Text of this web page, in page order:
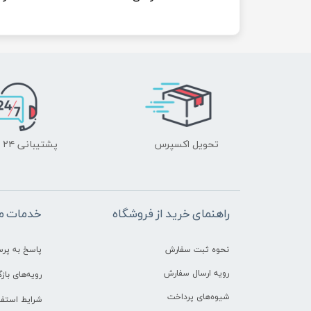
تحویل اکسپرس پشتیبانی ۲۴ ساعته
راهنمای خرید از فروشگاه
نحوه ثبت سفارش
رویه ارسال سفارش
شیوه‌های پرداخت
خدمات
پاسخ به
رویه‌های
شرایط